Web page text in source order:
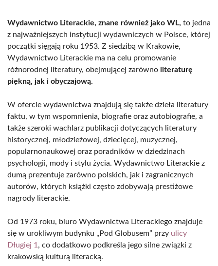
Wydawnictwo Literackie, znane również jako WL, to jedna
z najważniejszych instytucji wydawniczych w Polsce, której
początki sięgają roku 1953. Z siedzibą w Krakowie,
Wydawnictwo Literackie ma na celu promowanie
różnorodnej literatury, obejmującej zarówno literaturę
piękną, jak i obyczajową.
W ofercie wydawnictwa znajdują się także dzieła literatury
faktu, w tym wspomnienia, biografie oraz autobiografie, a
także szeroki wachlarz publikacji dotyczących literatury
historycznej, młodzieżowej, dziecięcej, muzycznej,
popularnonaukowej oraz poradników w dziedzinach
psychologii, mody i stylu życia. Wydawnictwo Literackie z
dumą prezentuje zarówno polskich, jak i zagranicznych
autorów, których książki często zdobywają prestiżowe
nagrody literackie.
Od 1973 roku, biuro Wydawnictwa Literackiego znajduje
się w urokliwym budynku „Pod Globusem” przy ulicy
Długiej 1 , co dodatkowo podkreśla jego silne związki z
krakowską kulturą literacką.